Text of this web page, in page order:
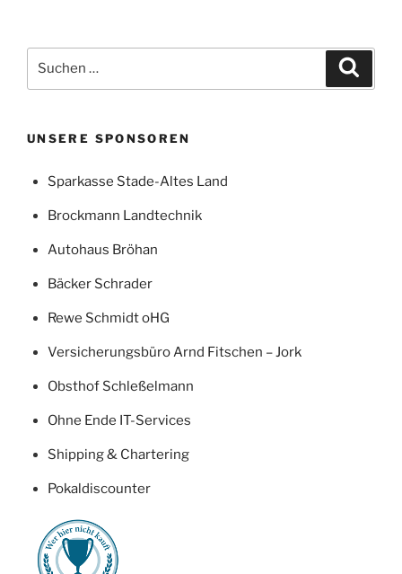
nach:
UNSERE SPONSOREN
Sparkasse Stade-Altes Land
Brockmann Landtechnik
Autohaus Bröhan
Bäcker Schrader
Rewe Schmidt oHG
Versicherungsbüro Arnd Fitschen – Jork
Obsthof Schleßelmann
Ohne Ende IT-Services
Shipping & Chartering
Pokaldiscounter